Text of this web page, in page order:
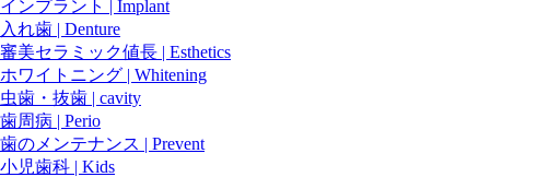
インプラント | Implant
入れ歯 | Denture
審美セラミック値長 | Esthetics
ホワイトニング | Whitening
虫歯・抜歯 | cavity
歯周病 | Perio
歯のメンテナンス | Prevent
小児歯科 | Kids